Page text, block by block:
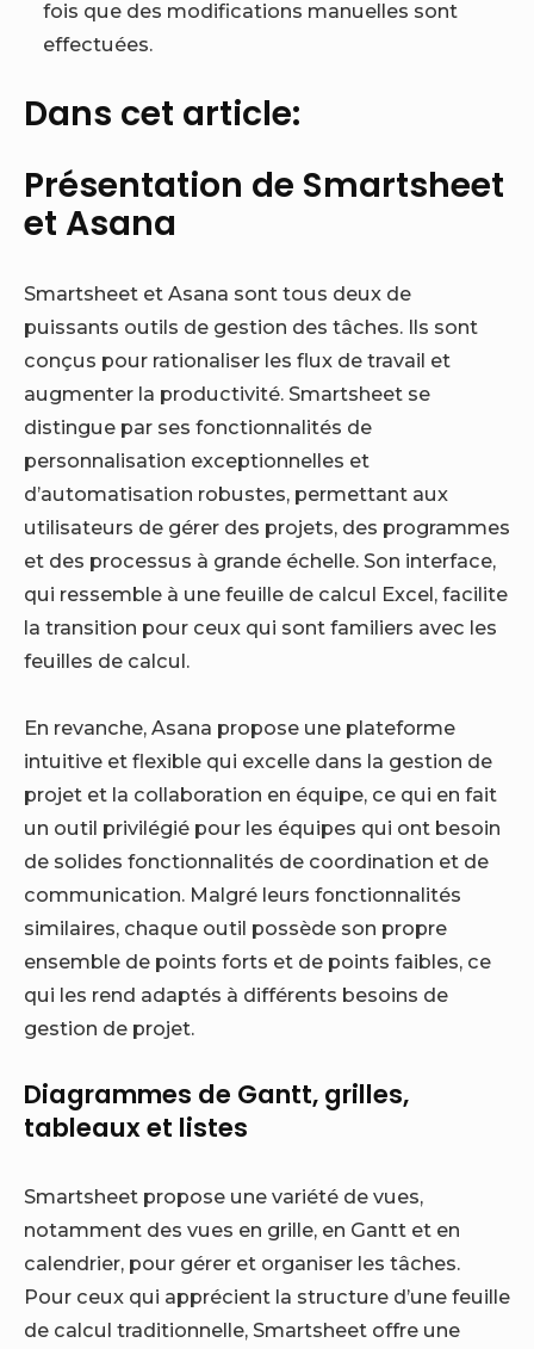
fois que des modifications manuelles sont
effectuées.
Dans cet article:
Présentation de Smartsheet
et Asana
Smartsheet et Asana sont tous deux de
puissants outils de gestion des tâches. Ils sont
conçus pour rationaliser les flux de travail et
augmenter la productivité. Smartsheet se
distingue par ses fonctionnalités de
personnalisation exceptionnelles et
d’automatisation robustes, permettant aux
utilisateurs de gérer des projets, des programmes
et des processus à grande échelle. Son interface,
qui ressemble à une feuille de calcul Excel, facilite
la transition pour ceux qui sont familiers avec les
feuilles de calcul.
En revanche, Asana propose une plateforme
intuitive et flexible qui excelle dans la gestion de
projet et la collaboration en équipe, ce qui en fait
un outil privilégié pour les équipes qui ont besoin
de solides fonctionnalités de coordination et de
communication. Malgré leurs fonctionnalités
similaires, chaque outil possède son propre
ensemble de points forts et de points faibles, ce
qui les rend adaptés à différents besoins de
gestion de projet.
Diagrammes de Gantt, grilles,
tableaux et listes
Smartsheet propose une variété de vues,
notamment des vues en grille, en Gantt et en
calendrier, pour gérer et organiser les tâches.
Pour ceux qui apprécient la structure d’une feuille
de calcul traditionnelle, Smartsheet offre une